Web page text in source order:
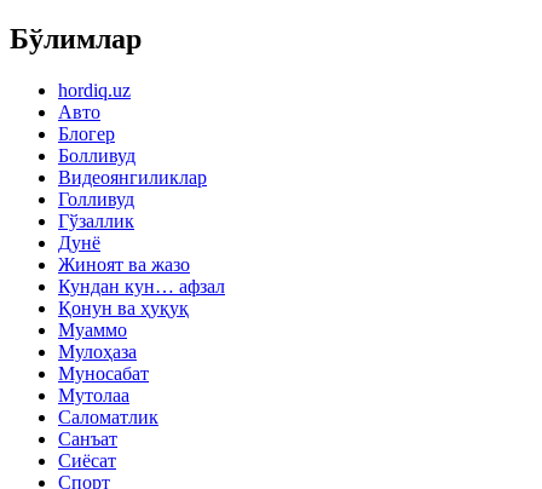
Бўлимлар
hordiq.uz
Авто
Блогер
Болливуд
Видеоянгиликлар
Голливуд
Гўзаллик
Дунё
Жиноят ва жазо
Кундан кун… афзал
Қонун ва ҳуқуқ
Муаммо
Мулоҳаза
Муносабат
Мутолаа
Саломатлик
Санъат
Сиёсат
Спорт